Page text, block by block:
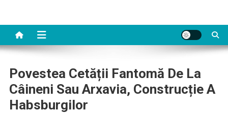
Povestea Cetății Fantomă De La
Câineni Sau Arxavia, Construcție A
Habsburgilor